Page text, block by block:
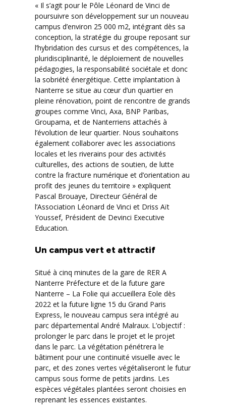
« Il s’agit pour le Pôle Léonard de Vinci de
poursuivre son développement sur un nouveau
campus d’environ 25 000 m2, intégrant dès sa
conception, la stratégie du groupe reposant sur
l’hybridation des cursus et des compétences, la
pluridisciplinarité, le déploiement de nouvelles
pédagogies, la responsabilité sociétale et donc
la sobriété énergétique. Cette implantation à
Nanterre se situe au cœur d’un quartier en
pleine rénovation, point de rencontre de grands
groupes comme Vinci, Axa, BNP Paribas,
Groupama, et de Nanterriens attachés à
l’évolution de leur quartier. Nous souhaitons
également collaborer avec les associations
locales et les riverains pour des activités
culturelles, des actions de soutien, de lutte
contre la fracture numérique et d’orientation au
profit des jeunes du territoire » expliquent
Pascal Brouaye, Directeur Général de
l’Association Léonard de Vinci et Driss Aït
Youssef, Président de Devinci Executive
Education.
Un campus vert et attractif
Situé à cinq minutes de la gare de RER A
Nanterre Préfecture et de la future gare
Nanterre – La Folie qui accueillera Eole dès
2022 et la future ligne 15 du Grand Paris
Express, le nouveau campus sera intégré au
parc départemental André Malraux. L’objectif :
prolonger le parc dans le projet et le projet
dans le parc. La végétation pénétrera le
bâtiment pour une continuité visuelle avec le
parc, et des zones vertes végétaliseront le futur
campus sous forme de petits jardins. Les
espèces végétales plantées seront choisies en
reprenant les essences existantes.